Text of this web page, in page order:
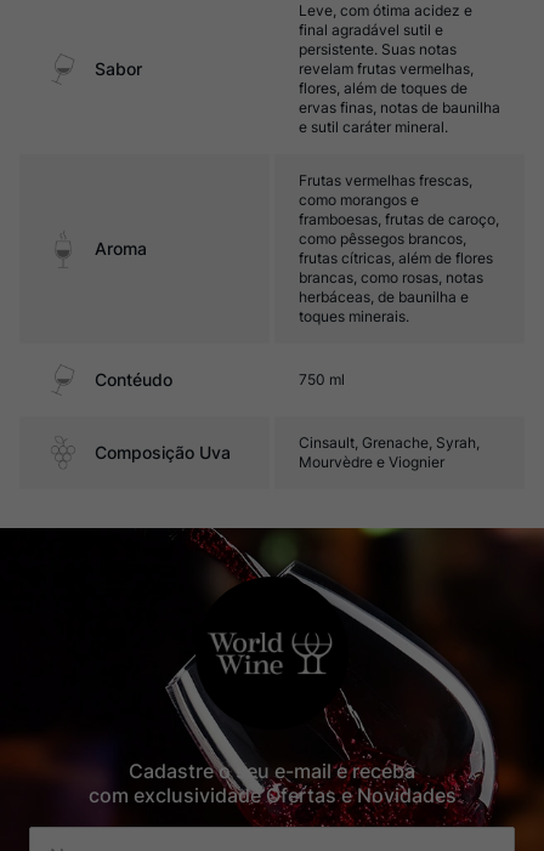
Sabor
Leve, com ótima acidez e
final agradável sutil e
persistente. Suas notas
revelam frutas vermelhas,
flores, além de toques de
ervas finas, notas de baunilha
e sutil caráter mineral.
Aroma
Frutas vermelhas frescas,
como morangos e
framboesas, frutas de caroço,
como pêssegos brancos,
frutas cítricas, além de flores
brancas, como rosas, notas
herbáceas, de baunilha e
toques minerais.
Contéudo 750 ml
Composição Uva
Cinsault, Grenache, Syrah,
Mourvèdre e Viognier
Cadastre o seu e-mail e receba
com exclusividade Ofertas e Novidades